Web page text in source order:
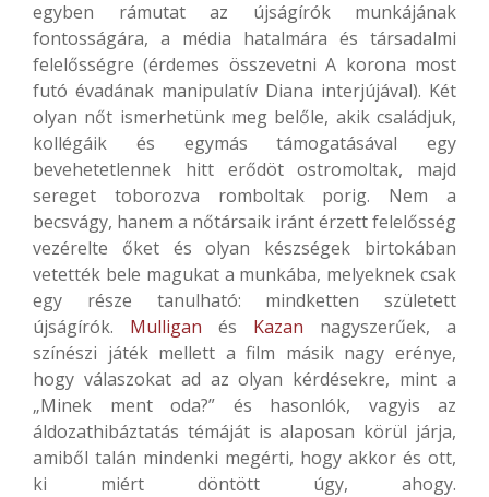
egyben rámutat az újságírók munkájának
fontosságára, a média hatalmára és társadalmi
felelősségre (érdemes összevetni A korona most
futó évadának manipulatív Diana interjújával). Két
olyan nőt ismerhetünk meg belőle, akik családjuk,
kollégáik és egymás támogatásával egy
bevehetetlennek hitt erődöt ostromoltak, majd
sereget toborozva romboltak porig. Nem a
becsvágy, hanem a nőtársaik iránt érzett felelősség
vezérelte őket és olyan készségek birtokában
vetették bele magukat a munkába, melyeknek csak
egy része tanulható: mindketten született
újságírók. Mulligan és Kazan nagyszerűek, a
színészi játék mellett a film másik nagy erénye,
hogy válaszokat ad az olyan kérdésekre, mint a
„Minek ment oda?” és hasonlók, vagyis az
áldozathibáztatás témáját is alaposan körül járja,
amiből talán mindenki megérti, hogy akkor és ott,
ki miért döntött úgy, ahogy.